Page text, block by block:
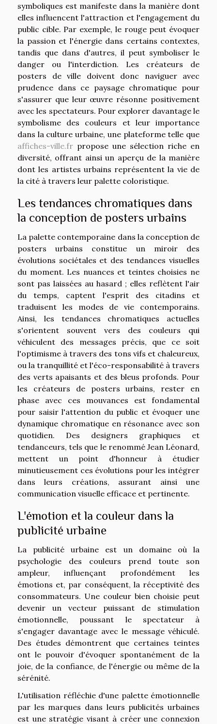
symboliques est manifeste dans la manière dont
elles influencent l'attraction et l'engagement du
public cible. Par exemple, le rouge peut évoquer
la passion et l'énergie dans certains contextes,
tandis que dans d'autres, il peut symboliser le
danger ou l'interdiction. Les créateurs de
posters de ville doivent donc naviguer avec
prudence dans ce paysage chromatique pour
s'assurer que leur œuvre résonne positivement
avec les spectateurs. Pour explorer davantage le
symbolisme des couleurs et leur importance
dans la culture urbaine, une plateforme telle que
affiches-ville.fr propose une sélection riche en
diversité, offrant ainsi un aperçu de la manière
dont les artistes urbains représentent la vie de
la cité à travers leur palette coloristique.
Les tendances chromatiques dans
la conception de posters urbains
La palette contemporaine dans la conception de
posters urbains constitue un miroir des
évolutions sociétales et des tendances visuelles
du moment. Les nuances et teintes choisies ne
sont pas laissées au hasard ; elles reflètent l'air
du temps, captent l'esprit des citadins et
traduisent les modes de vie contemporains.
Ainsi, les tendances chromatiques actuelles
s'orientent souvent vers des couleurs qui
véhiculent des messages précis, que ce soit
l'optimisme à travers des tons vifs et chaleureux,
ou la tranquillité et l'éco-responsabilité à travers
des verts apaisants et des bleus profonds. Pour
les créateurs de posters urbains, rester en
phase avec ces mouvances est fondamental
pour saisir l'attention du public et évoquer une
dynamique chromatique en résonance avec son
quotidien. Des designers graphiques et
tendanceurs, tels que le renommé Jean Léonard,
mettent un point d'honneur à étudier
minutieusement ces évolutions pour les intégrer
dans leurs créations, assurant ainsi une
communication visuelle efficace et pertinente.
L'émotion et la couleur dans la
publicité urbaine
La publicité urbaine est un domaine où la
psychologie des couleurs prend toute son
ampleur, influençant profondément les
émotions et, par conséquent, la réceptivité des
consommateurs. Une couleur bien choisie peut
devenir un vecteur puissant de stimulation
émotionnelle, poussant le spectateur à
s'engager davantage avec le message véhiculé.
Des études démontrent que certaines teintes
ont le pouvoir d'évoquer spontanément de la
joie, de la confiance, de l'énergie ou même de la
sérénité.
L'utilisation réfléchie d'une palette émotionnelle
par les marques dans leurs publicités urbaines
est une stratégie visant à créer une connexion